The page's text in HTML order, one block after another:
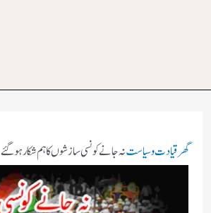
گھرقیادت وسیاستنہ جانے کونسی سازشوں کا ہم شکار ہوگئے